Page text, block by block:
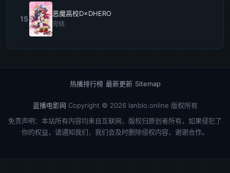
15
恶魔高校D×DHERO
完结
热播排行榜| 最新更新| Sitemap
蓝播电影网 Copyright © 2026 lanblo.online 版权所有
免责声明：本站所有内容均来自互联网，版权归原创者所有，如果侵犯了
你的权益，请通知我们，我们会及时删除侵权内容，谢谢合作。